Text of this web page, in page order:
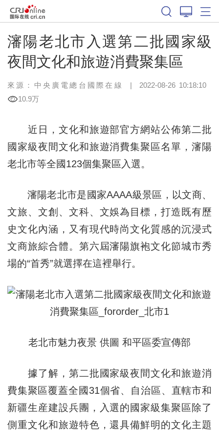
瀋陽老北市入選第二批國家級
夜間文化和旅遊消費聚集區
來源：中央廣電總台國際在線 | 2022-08-26 10:18:10
10.9万
近日，文化和旅遊部官方網站公佈第二批
國家級夜間文化和旅遊消費集聚區名單，瀋陽
老北市等全國123個集聚區入選。
瀋陽老北市是國家AAAA級景區，以文商、
文旅、文創、文科、文娛為目標，打造既有歷
史文化內涵，又有現代時尚文化質感的沉浸式
文商旅綜合體。第六屆瀋陽旗袍文化節城市秀
場的“首秀”就選擇在這裡舉行。
老北市魅力夜景 供圖 和平區委宣傳部
據了解，第二批國家級夜間文化和旅遊消
費集聚區覆蓋全國31個省、自治區、直轄市和
新疆生産建設兵團，入選的國家級集聚區除了
側重文化和旅遊特色，還具備鮮明的文化主題